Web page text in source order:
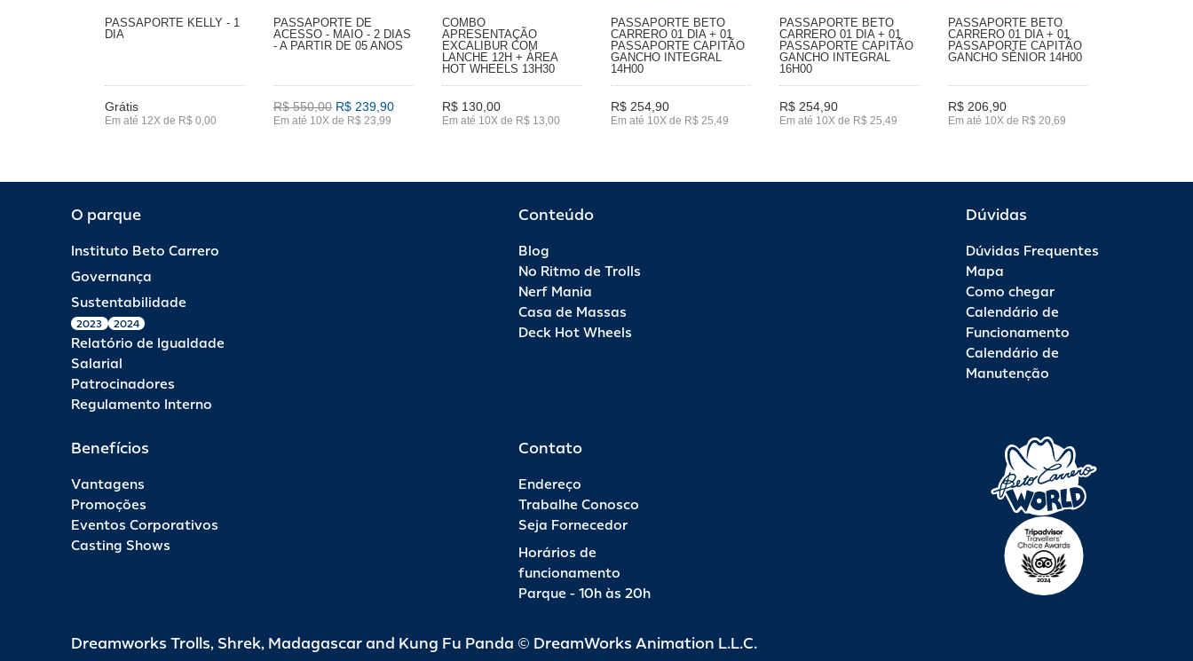
PASSAPORTE KELLY - 1
DIA
Grátis
Em até 12X de R$ 0,00
PASSAPORTE DE
ACESSO - MAIO - 2 DIAS
- A PARTIR DE 05 ANOS
R$ 550,00 R$ 239,90
Em até 10X de R$ 23,99
COMBO
APRESENTAÇÃO
EXCALIBUR COM
LANCHE 12H + ÁREA
HOT WHEELS 13H30
R$ 130,00
Em até 10X de R$ 13,00
PASSAPORTE BETO
CARRERO 01 DIA + 01
PASSAPORTE CAPITÃO
GANCHO INTEGRAL
14H00
R$ 254,90
Em até 10X de R$ 25,49
PASSAPORTE BETO
CARRERO 01 DIA + 01
PASSAPORTE CAPITÃO
GANCHO INTEGRAL
16H00
R$ 254,90
Em até 10X de R$ 25,49
PASSAPORTE BETO
CARRERO 01 DIA + 01
PASSAPORTE CAPITÃO
GANCHO SÊNIOR 14H00
R$ 206,90
Em até 10X de R$ 20,69
O parque
Instituto Beto Carrero
Governança
Sustentabilidade
2023 2024
Relatório de Igualdade
Salarial
Patrocinadores
Regulamento Interno
Conteúdo
Blog
No Ritmo de Trolls
Nerf Mania
Casa de Massas
Deck Hot Wheels
Dúvidas
Dúvidas Frequentes
Mapa
Como chegar
Calendário de
Funcionamento
Calendário de
Manutenção
Benefícios
Vantagens
Promoções
Eventos Corporativos
Casting Shows
Contato
Endereço
Trabalhe Conosco
Seja Fornecedor
Horários de
funcionamento
Parque - 10h às 20h
Dreamworks Trolls, Shrek, Madagascar and Kung Fu Panda © DreamWorks Animation L.L.C.